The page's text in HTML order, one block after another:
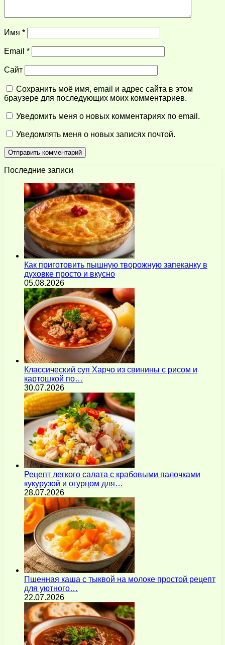
Имя *
Email *
Сайт
Сохранить моё имя, email и адрес сайта в этом
браузере для последующих моих комментариев.
Уведомить меня о новых комментариях по email.
Уведомлять меня о новых записях почтой.
Последние записи
Как приготовить пышную творожную запеканку в
духовке просто и вкусно
05.08.2026
Классический суп Харчо из свинины с рисом и
картошкой по…
30.07.2026
Рецепт легкого салата с крабовыми палочками
кукурузой и огурцом для…
28.07.2026
Пшенная каша с тыквой на молоке простой рецепт
для уютного…
22.07.2026